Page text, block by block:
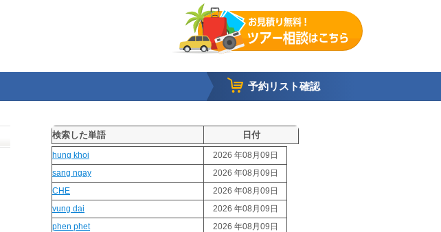
予約リスト確認
検索した単語 日付
hung khoi
2026 年08月09日
sang ngay
2026 年08月09日
CHE
2026 年08月09日
vung dai
2026 年08月09日
phen phet
2026 年08月09日